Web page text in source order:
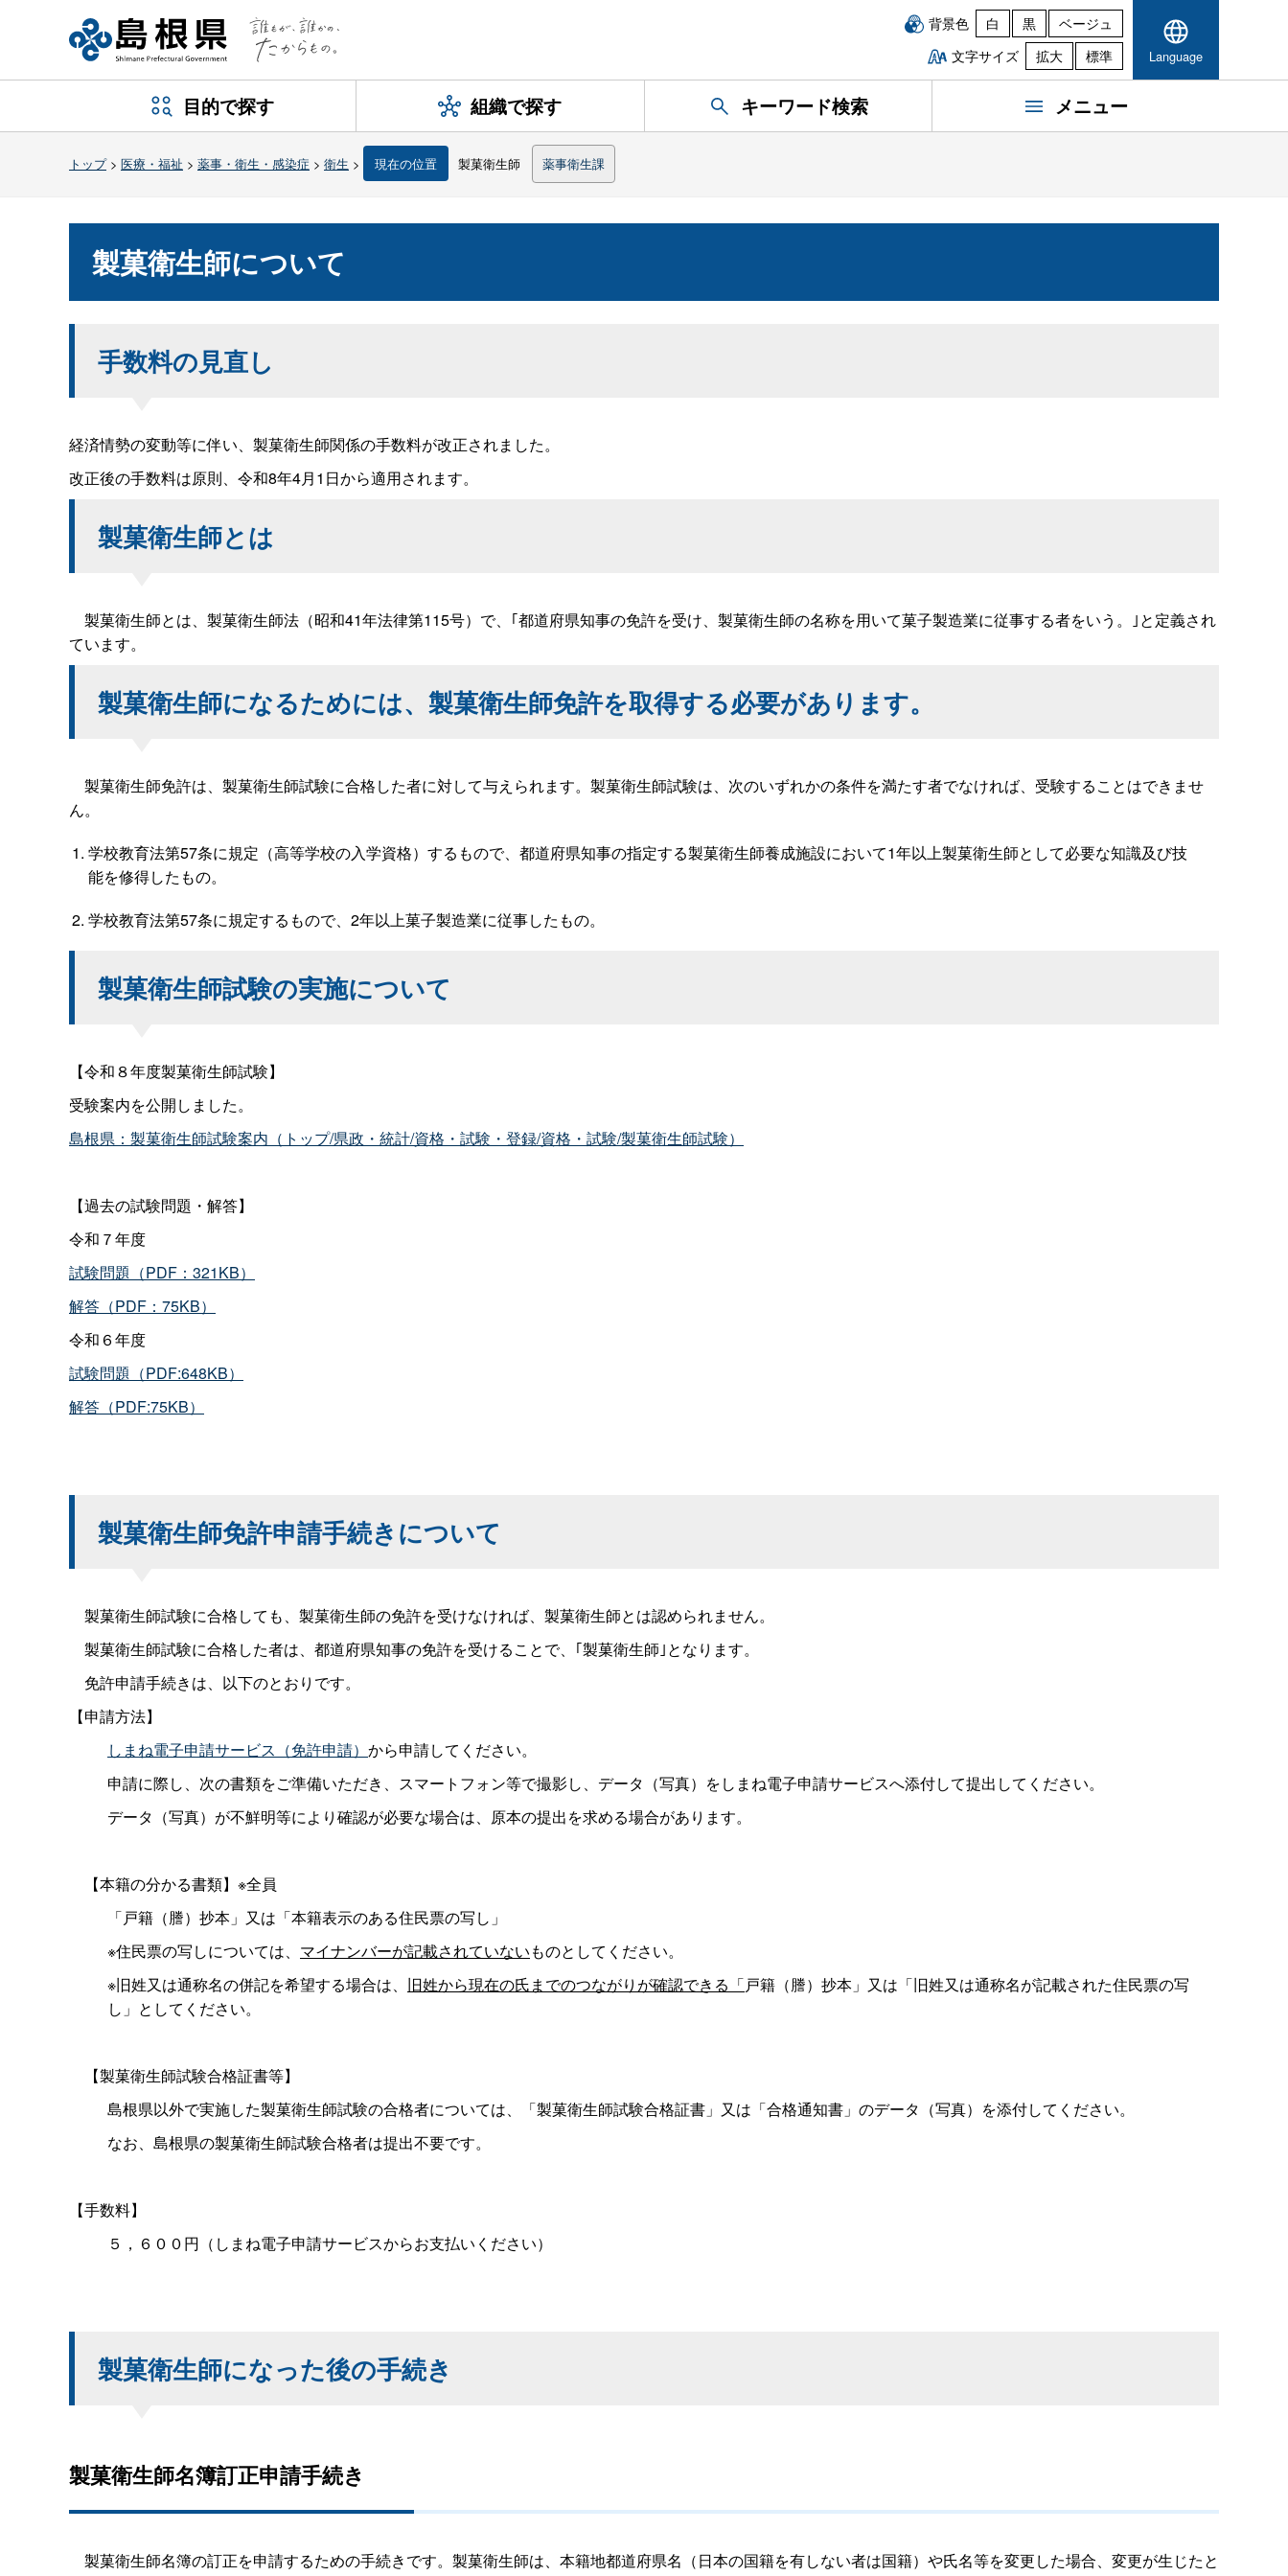
背景色 白 黒
ベージュ
文字サイズ
拡大 標準 Language
目的で探す 組織で探す キーワード検索 メニュー
トップ> 医療・福祉 > 薬事・衛生・感染症 > 衛生 > 現在の位置 製菓衛生師 薬事衛生課
製菓衛生師について
手数料の見直し
経済情勢の変動等に伴い、製菓衛生師関係の手数料が改正されました。
改正後の手数料は原則、令和8年4月1日から適用されます。
製菓衛生師とは
製菓衛生師とは、製菓衛生師法（昭和41年法律第115号）で、｢都道府県知事の免許を受け、製菓衛生師の名称を用いて菓子製造業に従事する者をいう。｣と定義され
ています。
製菓衛生師になるためには、製菓衛生師免許を取得する必要があります。
製菓衛生師免許は、製菓衛生師試験に合格した者に対して与えられます。製菓衛生師試験は、次のいずれかの条件を満たす者でなければ、受験することはできませ
ん。
学校教育法第57条に規定（高等学校の入学資格）するもので、都道府県知事の指定する製菓衛生師養成施設において1年以上製菓衛生師として必要な知識及び技
能を修得したもの。
学校教育法第57条に規定するもので、2年以上菓子製造業に従事したもの。
製菓衛生師試験の実施について
【令和８年度製菓衛生師試験】
受験案内を公開しました。
島根県：製菓衛生師試験案内（トップ/県政・統計/資格・試験・登録/資格・試験/製菓衛生師試験）
【過去の試験問題・解答】
令和７年度
試験問題（PDF：321KB）
解答（PDF：75KB）
令和６年度
試験問題（PDF:648KB）
解答（PDF:75KB）
製菓衛生師免許申請手続きについて
製菓衛生師試験に合格しても、製菓衛生師の免許を受けなければ、製菓衛生師とは認められません。
製菓衛生師試験に合格した者は、都道府県知事の免許を受けることで、｢製菓衛生師｣となります。
免許申請手続きは、以下のとおりです。
【申請方法】
しまね電子申請サービス（免許申請） から申請してください。
申請に際し、次の書類をご準備いただき、スマートフォン等で撮影し、データ（写真）をしまね電子申請サービスへ添付して提出してください。
データ（写真）が不鮮明等により確認が必要な場合は、原本の提出を求める場合があります。
【本籍の分かる書類】※全員
「戸籍（謄）抄本」又は「本籍表示のある住民票の写し」
※住民票の写しについては、 マイナンバーが記載されていないものとしてください。
※旧姓又は通称名の併記を希望する場合は、 旧姓から現在の氏までのつながりが確認できる「戸籍（謄）抄本」又は「旧姓又は通称名が記載された住民票の写
し」としてください。
【製菓衛生師試験合格証書等】
島根県以外で実施した製菓衛生師試験の合格者については、「製菓衛生師試験合格証書」又は「合格通知書」のデータ（写真）を添付してください。
なお、島根県の製菓衛生師試験合格者は提出不要です。
【手数料】
５，６００円（しまね電子申請サービスからお支払いください）
製菓衛生師になった後の手続き
製菓衛生師名簿訂正申請手続き
製菓衛生師名簿の訂正を申請するための手続きです。製菓衛生師は、本籍地都道府県名（日本の国籍を有しない者は国籍）や氏名等を変更した場合、変更が生じたと